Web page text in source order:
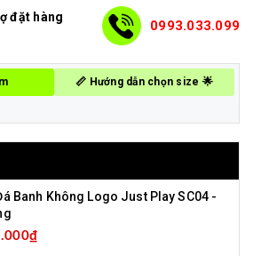
đặt hàng
0993.033.099
📏 Hướng dẫn chọn size 🌟
Banh Không Logo Just Play SC04 -